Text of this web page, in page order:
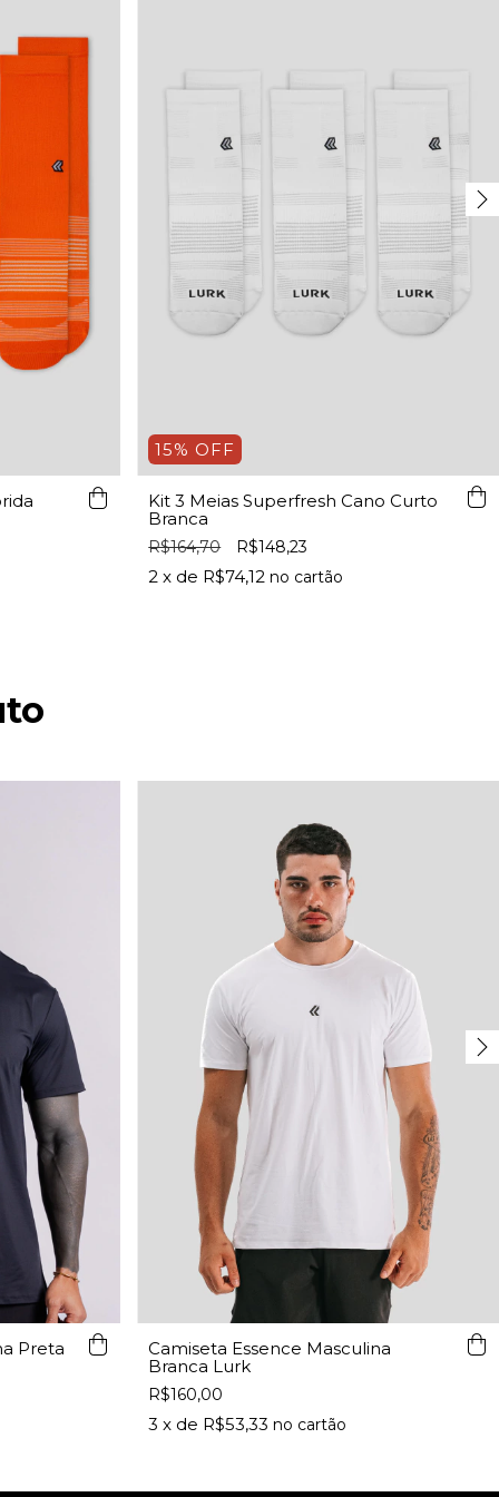
15% OFF
Kit 3 Meias Superfresh Cano Curto
Branca
R$164,70 R$148,23
2 x de R$74,12
Preta
Camiseta Essence Masculina
Branca Lurk
R$160,00
3 x de R$53,33